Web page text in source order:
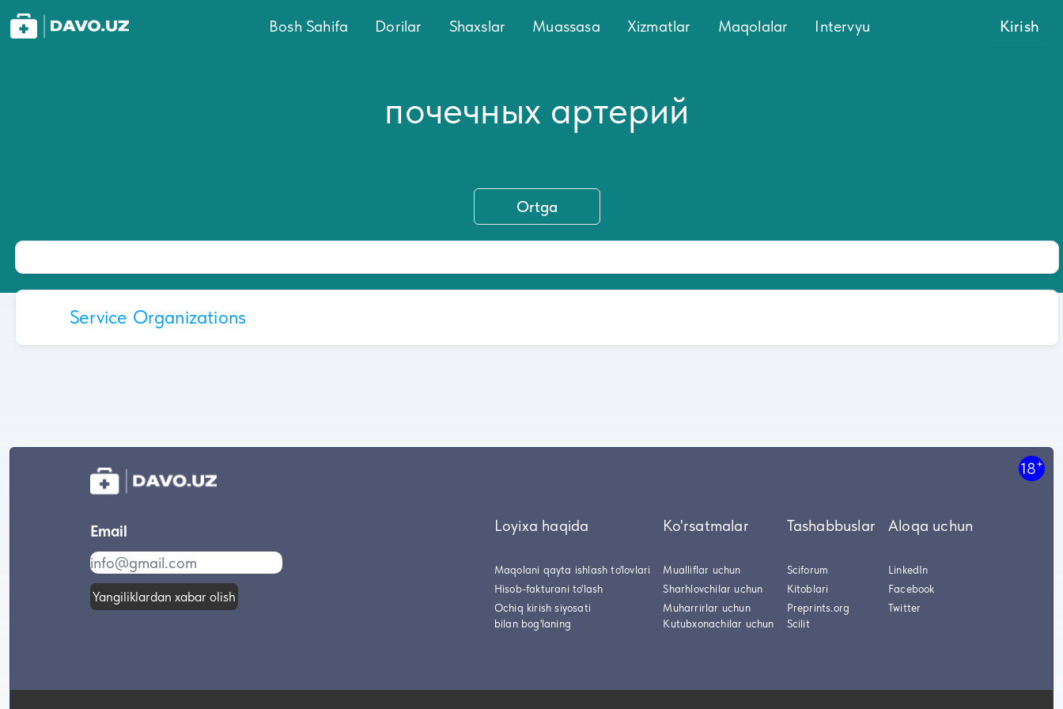
Bosh Sahifa Dorilar Shaxslar Muassasa Xizmatlar Maqolalar Intervyu Kirish
почечных артерий
Ortga
Service Organizations
18+
Email
Yangiliklardan xabar olish
Loyixa haqida
Maqolani qayta ishlash to'lovlari
Hisob-fakturani to'lash
Ochiq kirish siyosati
bilan bog'laning
Ko'rsatmalar
Mualliflar uchun
Sharhlovchilar uchun
Muharrirlar uchun
Kutubxonachilar uchun
Tashabbuslar
Sciforum
Kitoblari
Preprints.org
Scilit
Aloqa uchun
LinkedIn
Facebook
Twitter